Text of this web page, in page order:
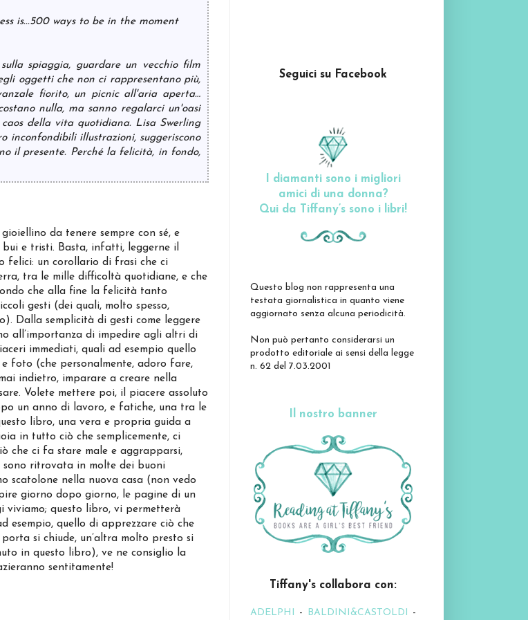
is...500 ways to be in the moment
sulla spiaggia, guardare un vecchio film
oggetti che non ci rappresentano più,
fiorito, un picnic all'aria aperta…
nulla, ma sanno regalarci un'oasi
della vita quotidiana. Lisa Swerling
inconfondibili illustrazioni, suggeriscono
il presente. Perché la felicità, in fondo,
da tenere sempre con sé, e
e tristi. Basta, infatti, leggerne il
felici: un corollario di frasi che ci
tra le mille difficoltà quotidiane, e che
che alla fine la felicità tanto
gesti (dei quali, molto spesso,
Dalla semplicità di gesti come leggere
all’importanza di impedire agli altri di
immediati, quali ad esempio quello
foto (che personalmente, adoro fare,
indietro, imparare a creare nella
Volete mettere poi, il piacere assoluto
un anno di lavoro, e fatiche, una tra le
libro, una vera e propria guida a
in tutto ciò che semplicemente, ci
che ci fa stare male e aggrapparsi,
sono ritrovata in molte dei buoni
scatolone nella nuova casa (non vedo
giorno dopo giorno, le pagine di un
viviamo; questo libro, vi permetterà
esempio, quello di apprezzare ciò che
si chiude, un’altra molto presto si
in questo libro), ve ne consiglio la
sentitamente!
Seguici su Facebook
I diamanti sono i migliori
amici di una donna?
Qui da Tiffany’s sono i libri!
Questo blog non rappresenta una
testata giornalistica in quanto viene
aggiornato senza alcuna periodicità.
Non può pertanto considerarsi un
prodotto editoriale ai sensi della legge
n. 62 del 7.03.2001
Il nostro banner
Tiffany's collabora con:
ADELPHI - BALDINI&CASTOLDI -